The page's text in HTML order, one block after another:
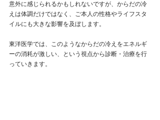
意外に感じられるかもしれないですが、からだの冷
えは体調だけではなく、ご本人の性格やライフスタ
イルにも大きな影響を及ぼします。
東洋医学では、このようなからだの冷えをエネルギ
ーの消耗が激しい、という視点から診断・治療を行
っていきます。